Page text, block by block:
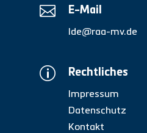
 E-Mail
lde@raa-mv.de
p Rechtliches
Impressum
Datenschutz
Kontakt